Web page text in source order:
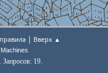
| Вверх ▲
Запросов: 19.